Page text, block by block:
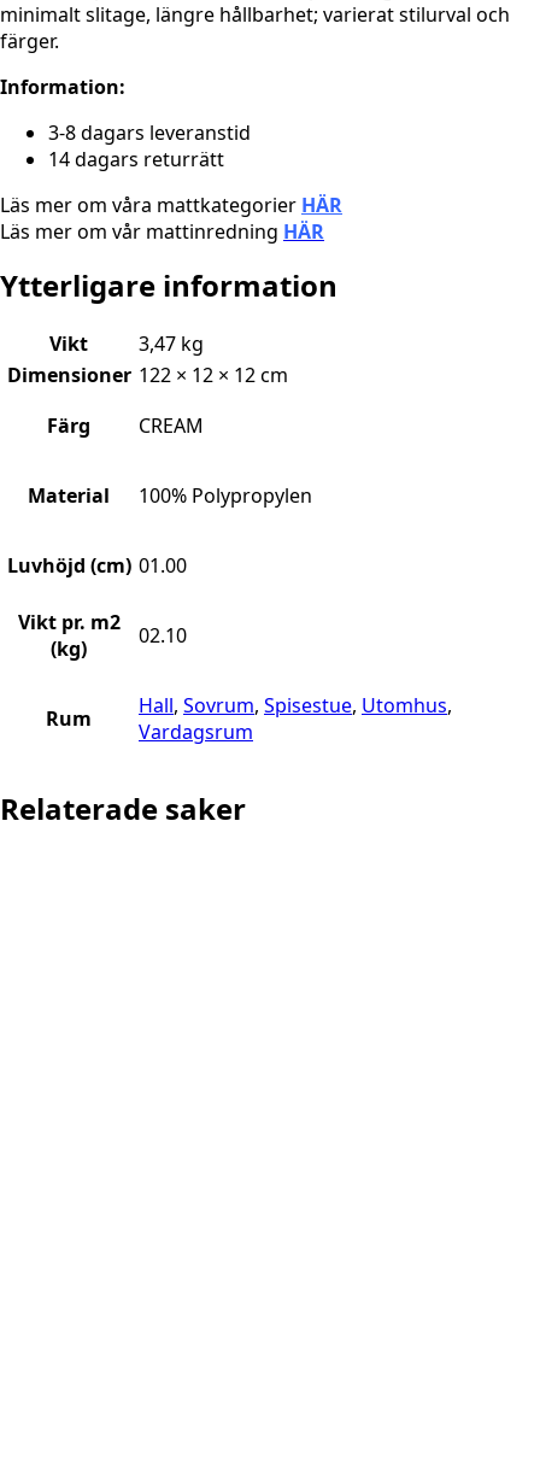
minimalt slitage, längre hållbarhet; varierat stilurval och
färger.
Information:
3-8 dagars leveranstid
14 dagars returrätt
Läs mer om våra mattkategorier HÄR
Läs mer om vår mattinredning HÄR
Ytterligare information
Vikt
3,47 kg
Dimensioner 122 × 12 × 12 cm
Färg
CREAM
Material 100% Polypropylen
Luvhöjd (cm) 01.00
Vikt pr. m2
(kg)
02.10
Rum Hall, Sovrum, Spisestue, Utomhus,
Vardagsrum
Relaterade saker